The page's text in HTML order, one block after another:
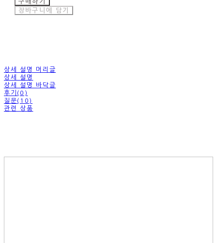
구매하기
장바구니에 담기
상세 설명 머리글
상세 설명
상세 설명 바닥글
후기(0)
질문(10)
관련 상품